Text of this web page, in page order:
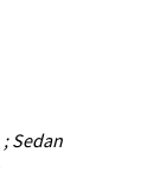
; Sedan